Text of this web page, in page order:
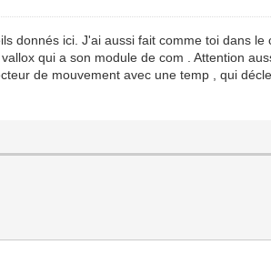
donnés ici. J'ai aussi fait comme toi dans
qui a son module de com . Attention
de mouvement avec une temp , qui